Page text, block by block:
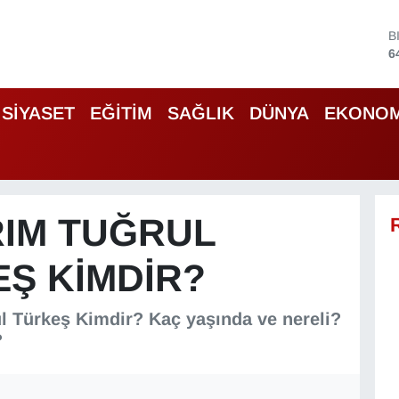
SİYASET EĞİTİM SAĞLIK DÜNYA
TUĞRUL
KIMDIR?
Türkeş Kimdir? Kaç yaşında ve nereli?